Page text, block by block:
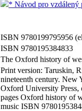
* Návod pro vzdálený
ISBN 9780199795956
ISBN 9780195384833
The Oxford history of
Print version: Taruskin,
nineteenth century. New
Oxford University
pages Oxford history of
music ISBN